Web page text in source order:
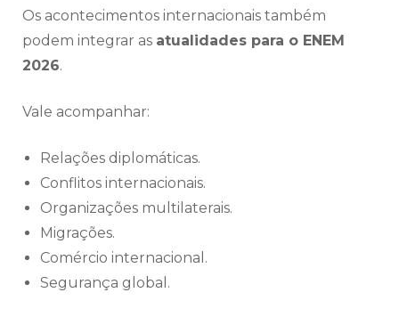
Os acontecimentos internacionais também
podem integrar as atualidades para o ENEM
2026.
Vale acompanhar:
Relações diplomáticas.
Conflitos internacionais.
Organizações multilaterais.
Migrações.
Comércio internacional.
Segurança global.